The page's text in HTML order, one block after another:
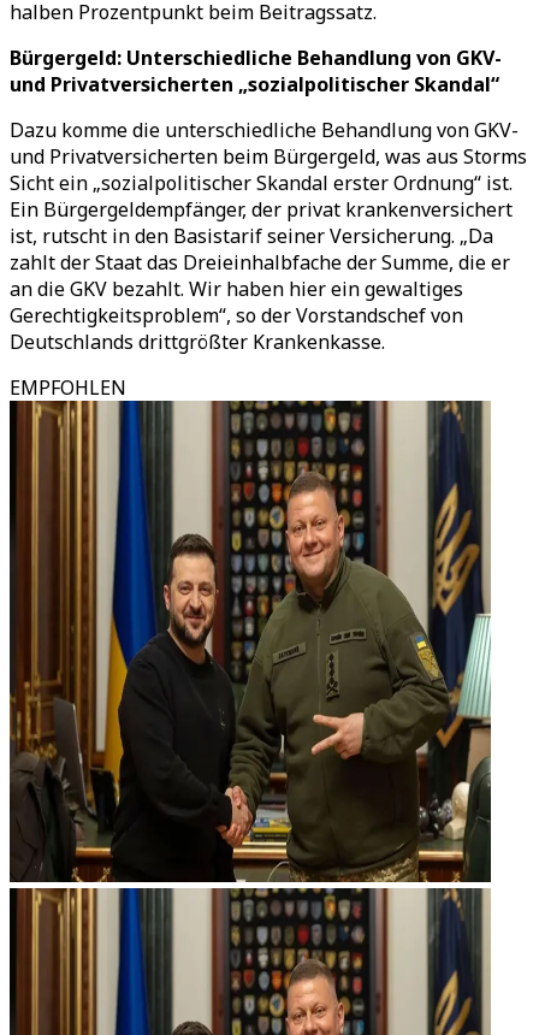
halben Prozentpunkt beim Beitragssatz.
Bürgergeld: Unterschiedliche Behandlung von GKV-
und Privatversicherten „sozialpolitischer Skandal“
Dazu komme die unterschiedliche Behandlung von GKV-
und Privatversicherten beim Bürgergeld, was aus Storms
Sicht ein „sozialpolitischer Skandal erster Ordnung“ ist.
Ein Bürgergeldempfänger, der privat krankenversichert
ist, rutscht in den Basistarif seiner Versicherung. „Da
zahlt der Staat das Dreieinhalbfache der Summe, die er
an die GKV bezahlt. Wir haben hier ein gewaltiges
Gerechtigkeitsproblem“, so der Vorstandschef von
Deutschlands drittgrößter Krankenkasse.
EMPFOHLEN